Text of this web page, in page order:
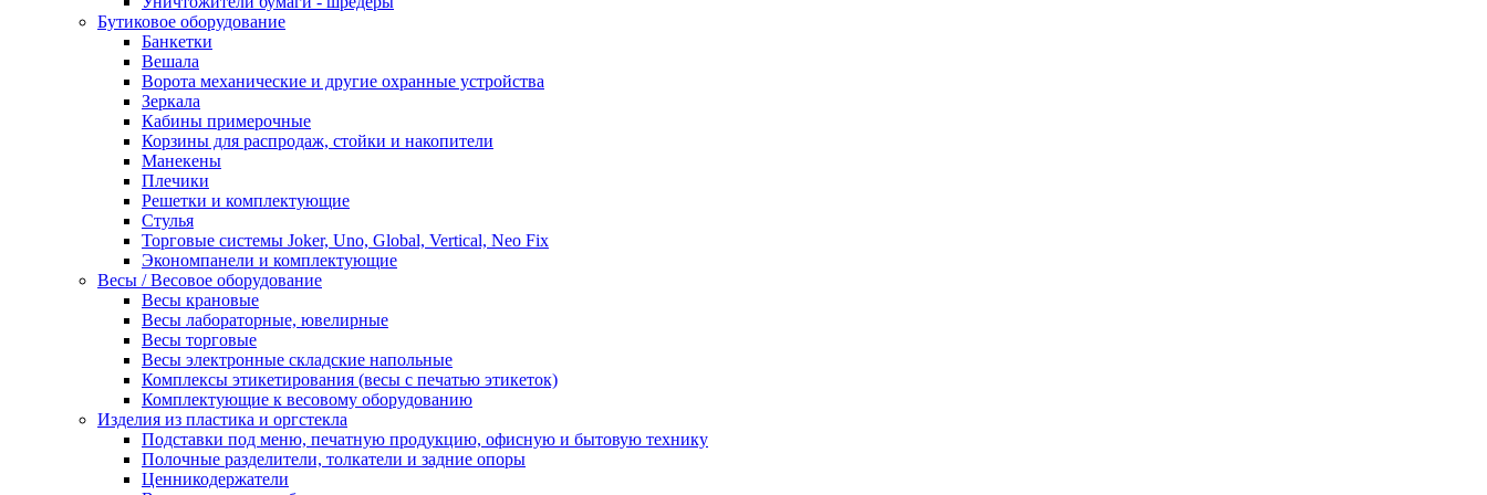
Бутиковое оборудование
Банкетки
Вешала
Ворота механические и другие охранные устройства
Зеркала
Кабины примерочные
Корзины для распродаж, стойки и накопители
Манекены
Плечики
Решетки и комплектующие
Стулья
Торговые системы Joker, Uno, Global, Vertical, Neo Fix
Экономпанели и комплектующие
Весы / Весовое оборудование
Весы крановые
Весы лабораторные, ювелирные
Весы торговые
Весы электронные складские напольные
Комплексы этикетирования (весы с печатью этикеток)
Комплектующие к весовому оборудованию
Изделия из пластика и оргстекла
Подставки под меню, печатную продукцию, офисную и бытовую технику
Полочные разделители, толкатели и задние опоры
Ценникодержатели